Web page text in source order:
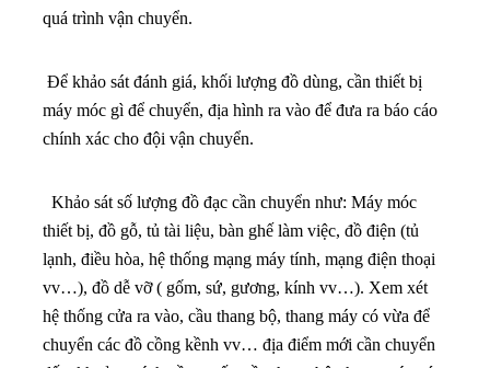
quá trình vận chuyển.
Để khảo sát đánh giá, khối lượng đồ dùng, cần thiết bị
máy móc gì để chuyển, địa hình ra vào để đưa ra báo cáo
chính xác cho đội vận chuyển.
Khảo sát số lượng đồ đạc cần chuyển như: Máy móc
thiết bị, đồ gỗ, tủ tài liệu, bàn ghế làm việc, đồ điện (tủ
lạnh, điều hòa, hệ thống mạng máy tính, mạng điện thoại
vv…), đồ dễ vỡ ( gốm, sứ, gương, kính vv…). Xem xét
hệ thống cửa ra vào, cầu thang bộ, thang máy có vừa để
chuyển các đồ cồng kềnh vv… địa điểm mới cần chuyển